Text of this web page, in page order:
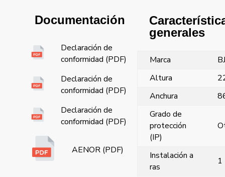
Documentación
Declaración de
conformidad (PDF)
Declaración de
conformidad (PDF)
Declaración de
conformidad (PDF)
AENOR (PDF)
generales
Marca
Altura
Anchura
Grado de
protección
(IP)
Instalación a
ras
1